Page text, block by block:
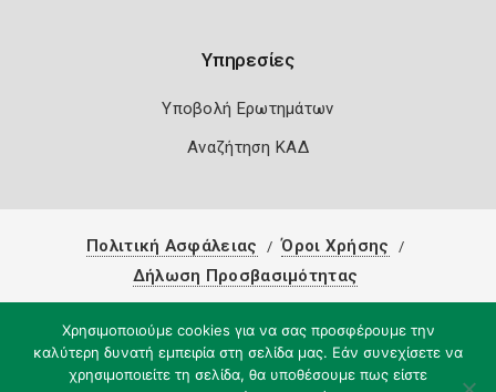
Υπηρεσίες
Υποβολή Ερωτημάτων
Αναζήτηση ΚΑΔ
Πολιτική Ασφάλειας
Όροι Χρήσης
Δήλωση Προσβασιμότητας
Χρησιμοποιούμε cookies για να σας προσφέρουμε την
καλύτερη δυνατή εμπειρία στη σελίδα μας. Εάν συνεχίσετε να
χρησιμοποιείτε τη σελίδα, θα υποθέσουμε πως είστε